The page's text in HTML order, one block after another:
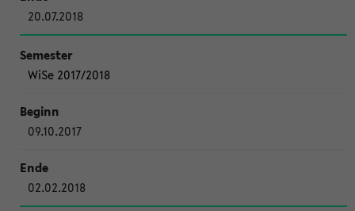
20.07.2018
WiSe 2017/2018
09.10.2017
02.02.2018